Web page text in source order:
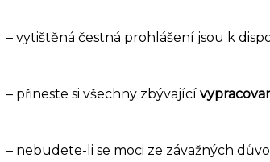
– vytištěná čestná prohlášení jsou k
– přineste si všechny zbývající
– nebudete-li se moci ze závažných